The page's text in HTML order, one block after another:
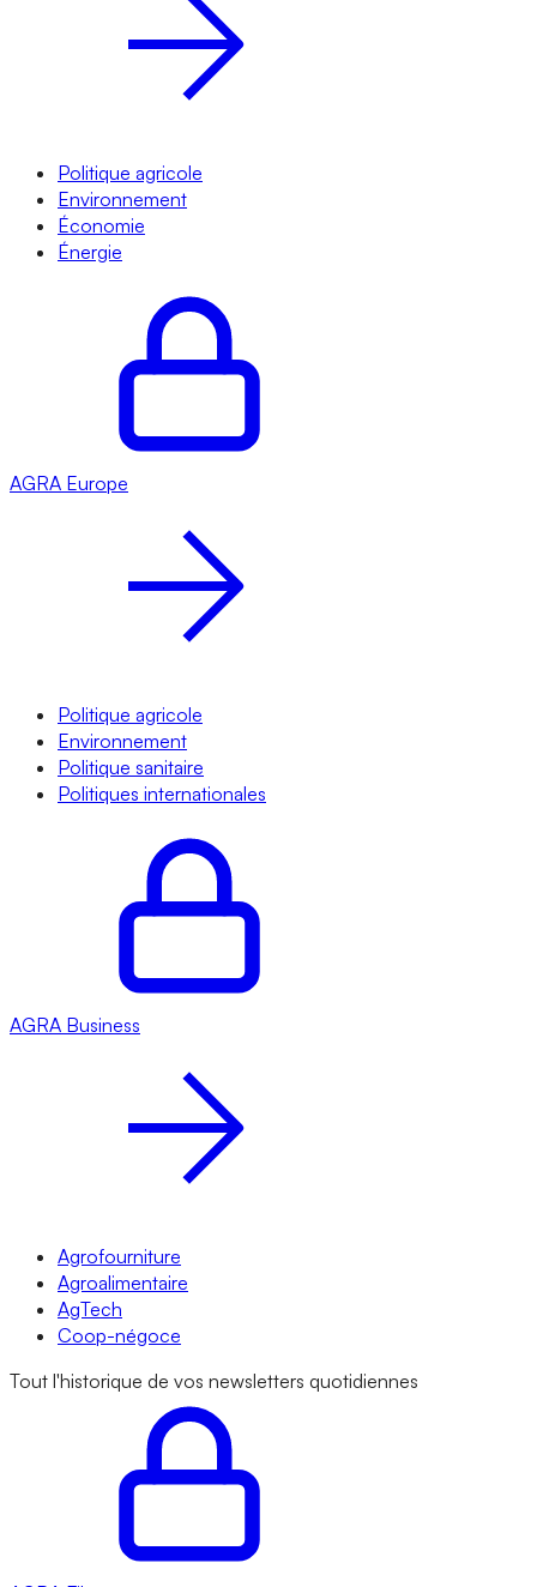
Politique agricole
Environnement
Économie
Énergie
AGRA Europe
Politique agricole
Environnement
Politique sanitaire
Politiques internationales
AGRA Business
Agrofourniture
Agroalimentaire
AgTech
Coop-négoce
Tout l'historique de vos newsletters quotidiennes